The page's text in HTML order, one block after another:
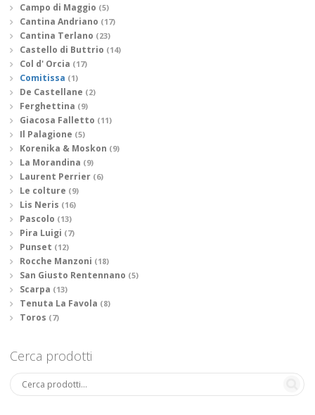
Campo di Maggio (5)
Cantina Andriano (17)
Cantina Terlano (23)
Castello di Buttrio (14)
Col d' Orcia (17)
Comitissa (1)
De Castellane (2)
Ferghettina (9)
Giacosa Falletto (11)
Il Palagione (5)
Korenika & Moskon (9)
La Morandina (9)
Laurent Perrier (6)
Le colture (9)
Lis Neris (16)
Pascolo (13)
Pira Luigi (7)
Punset (12)
Rocche Manzoni (18)
San Giusto Rentennano (5)
Scarpa (13)
Tenuta La Favola (8)
Toros (7)
Cerca prodotti